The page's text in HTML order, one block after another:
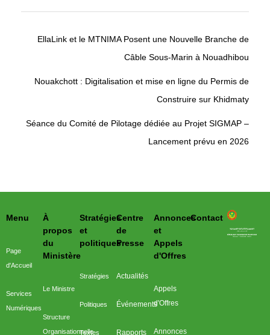
EllaLink et le MTNIMA Posent une Nouvelle Branche de
Câble Sous-Marin à Nouadhibou
Nouakchott : Digitalisation et mise en ligne du Permis de
Construire sur Khidmaty
Séance du Comité de Pilotage dédiée au Projet SIGMAP –
Lancement prévu en 2026
وزارة التحول الرقمي وعصرنة الادارة
Contact
Annonces
et
Appels
d'Offres
Appels
d'Offres
Annonces
Centre
de
Presse
Actualités
Événements
Rapports
Stratégies
et
politiques
Stratégies
Politiques
Textes
À
propos
du
Ministère
Le Ministre
Structure
Organisationnelle
Menu
Page
d'Accueil
Services
Numériques